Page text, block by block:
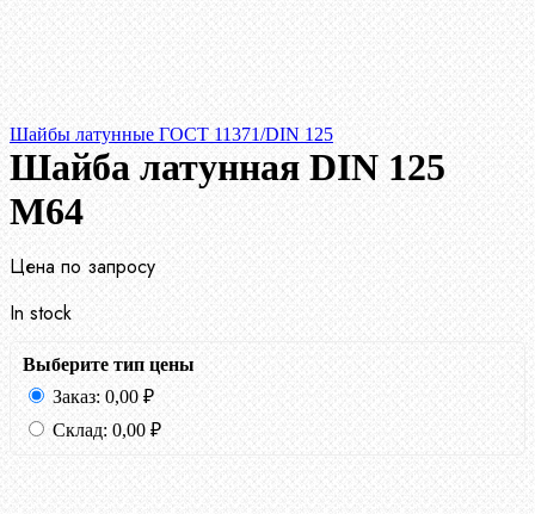
Шайбы латунные ГОСТ 11371/DIN 125
Шайба латунная DIN 125
М64
Цена по запросу
In stock
Выберите тип цены
Заказ: 0,00 ₽
Склад: 0,00 ₽